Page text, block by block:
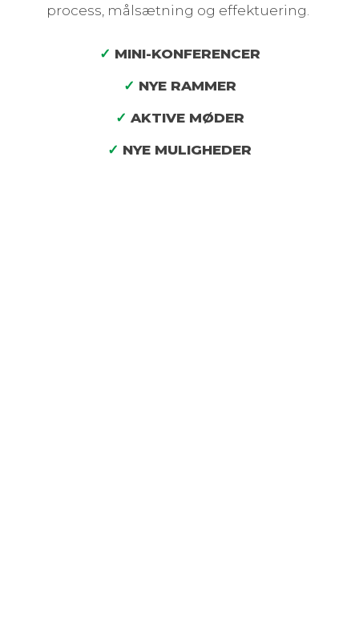
process, målsætning og effektuering.
✓ ​ MINI-KONFERENCER
✓ ​ NYE RAMMER
✓ ​ AKTIVE MØDER
✓ ​ NYE MULIGHEDER